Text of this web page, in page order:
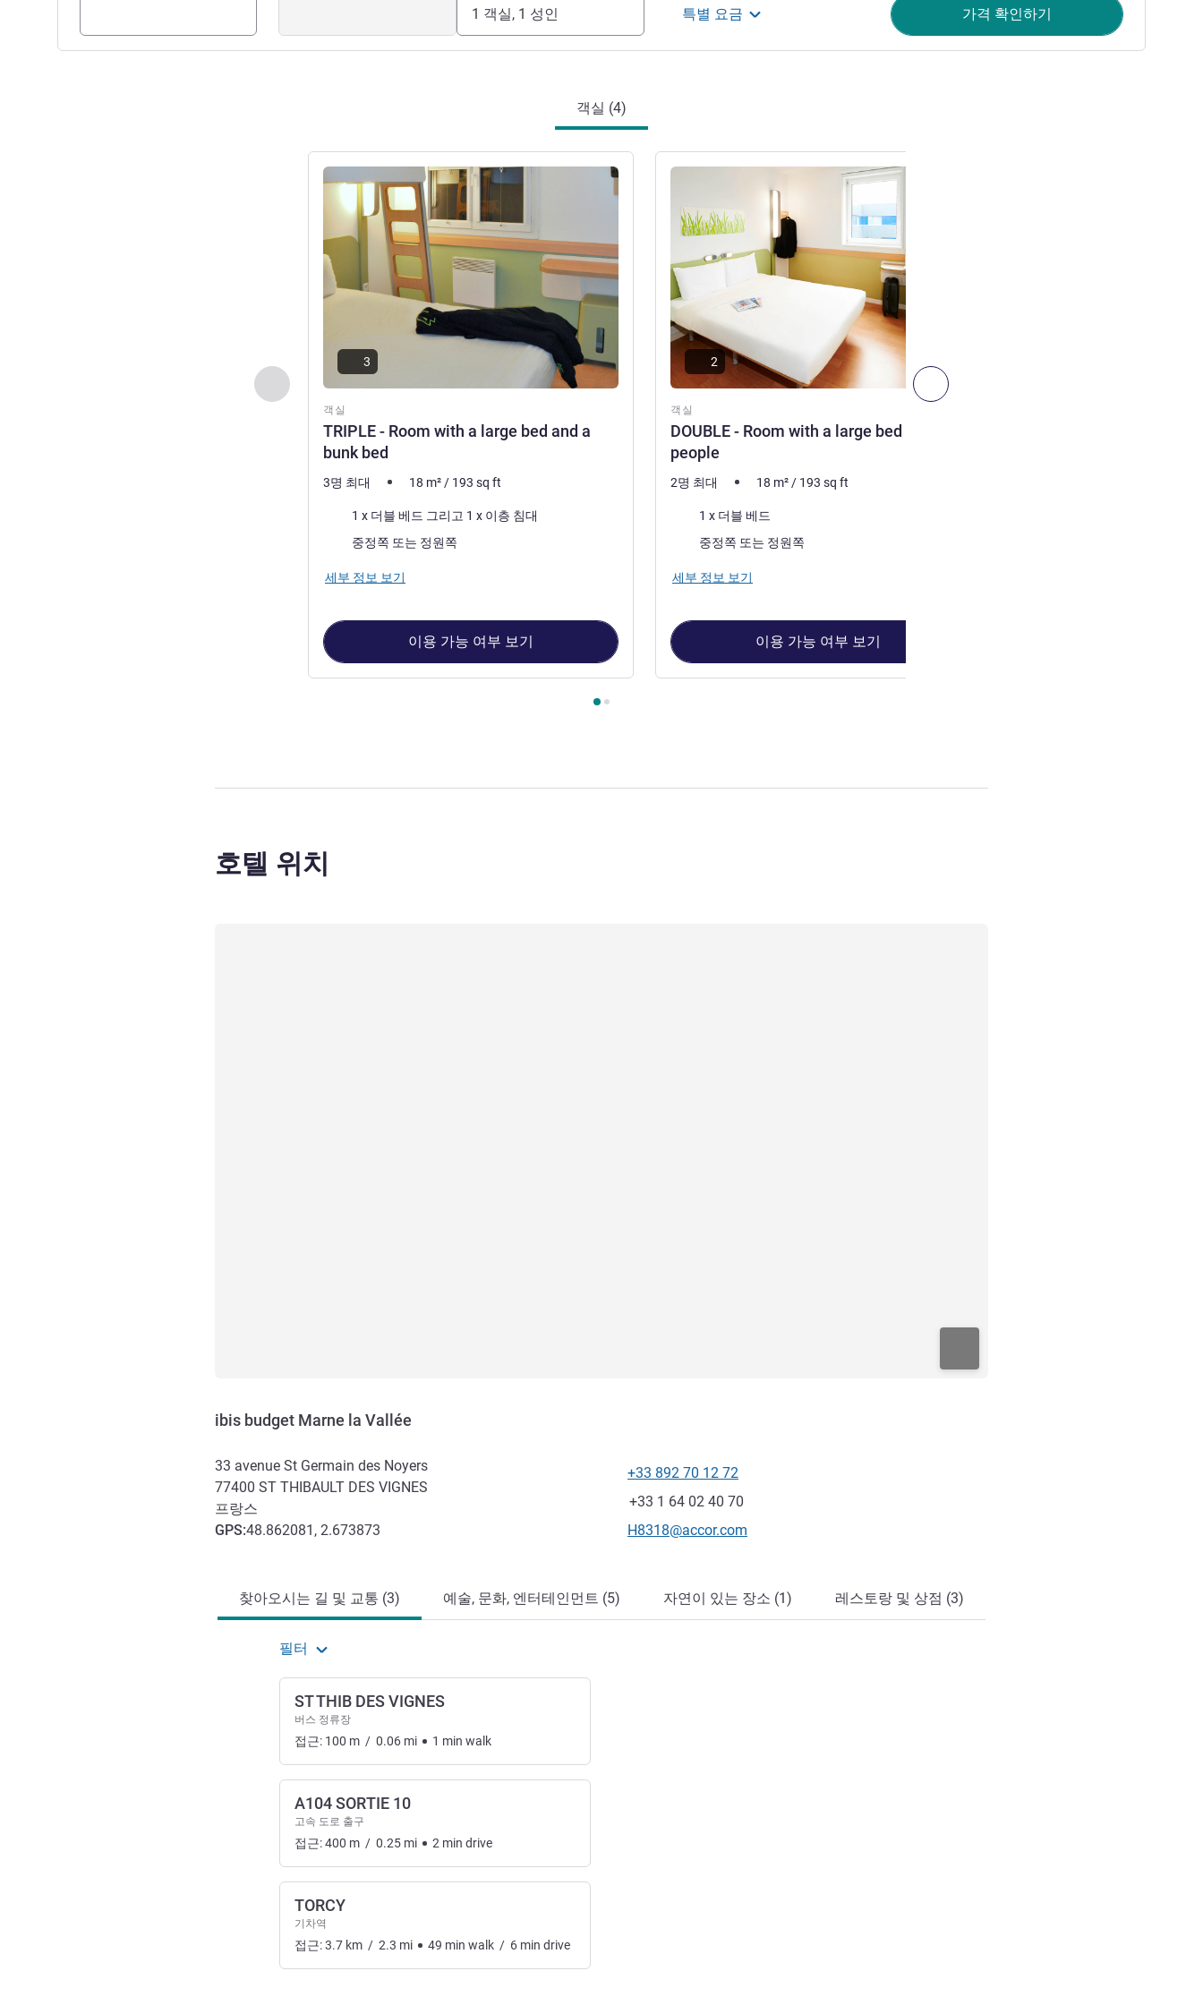
1 객실, 1 성인 특별 요금 가격 확인하기
객실 (4)
이전 - 객실 다음 - 객실
객실
TRIPLE - Room with a large bed and a
bunk bed
세부 정보 보기
3
3명 최대 18 m² / 193 sq ft
1 x 더블 베드 그리고 1 x 이층 침대
중정쪽 또는 정원쪽
세부 정보 보기
이용 가능 여부 보기
객실
DOUBLE - Room with a large bed for 2
people
세부 정보 보기
2
2명 최대 18 m² / 193 sq ft
1 x 더블 베드
중정쪽 또는 정원쪽
세부 정보 보기
이용 가능 여부 보기
호텔 위치
ibis budget Marne la Vallée
33 avenue St Germain des Noyers
77400 ST THIBAULT DES VIGNES
프랑스
GPS:48.862081, 2.673873
전화
+33 892 70 12 72
팩스
+33 1 64 02 40 70
E-mail
H8318@accor.com
찾아오시는 길 및 교통 (3) 예술, 문화, 엔터테인먼트 (5) 자연이 있는 장소 (1) 레스토랑 및 상점 (3)
필터
ST THIB DES VIGNES
버스 정류장
접근: 100 m / 0.06 mi 1 min walk
A104 SORTIE 10
고속 도로 출구
접근:400 m / 0.25 mi 2 min drive
TORCY
기차역
접근:3.7 km / 2.3 mi 49 min walk / 6 min drive